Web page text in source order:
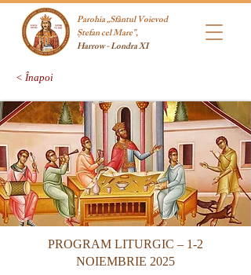
Parohia „Sfântul Voievod
Ștefan cel Mare”,
Harrow - Londra XI
< Înapoi
PROGRAM LITURGIC – 1-2
NOIEMBRIE 2025